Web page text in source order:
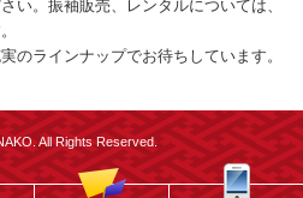
い。振袖販売、レンタルについては、
のラインナップでお待ちしています。
All Rights Reserved.